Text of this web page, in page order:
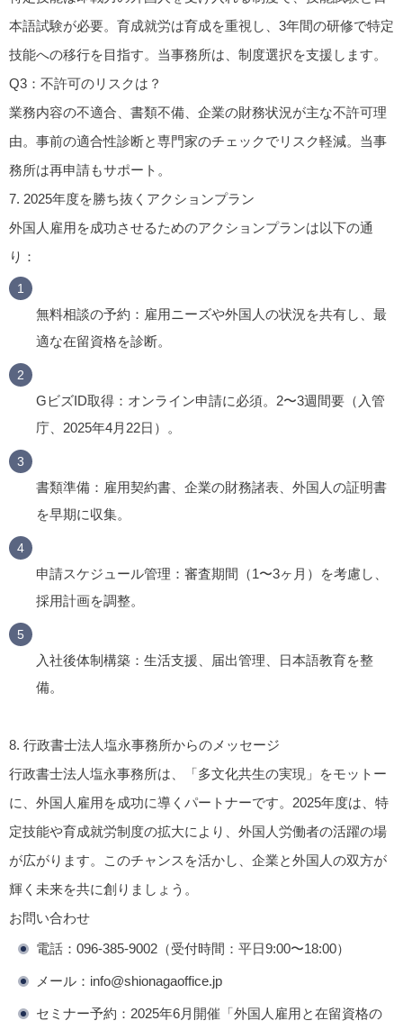
本語試験が必要。育成就労は育成を重視し、3年間の研修で特定
技能への移行を目指す。当事務所は、制度選択を支援します。
Q3：不許可のリスクは？
業務内容の不適合、書類不備、企業の財務状況が主な不許可理
由。事前の適合性診断と専門家のチェックでリスク軽減。当事
務所は再申請もサポート。
7. 2025年度を勝ち抜くアクションプラン
外国人雇用を成功させるためのアクションプランは以下の通
り：
無料相談の予約 ：雇用ニーズや外国人の状況を共有し、最
適な在留資格を診断。
GビズID取得 ：オンライン申請に必須。2〜3週間要（入管
庁、2025年4月22日）。
書類準備 ：雇用契約書、企業の財務諸表、外国人の証明書
を早期に収集。
申請スケジュール管理 ：審査期間（1〜3ヶ月）を考慮し、
採用計画を調整。
入社後体制構築 ：生活支援、届出管理、日本語教育を整
備。
8. 行政書士法人塩永事務所からのメッセージ
行政書士法人塩永事務所は、「多文化共生の実現」をモットー
に、外国人雇用を成功に導くパートナーです。2025年度は、特
定技能や育成就労制度の拡大により、外国人労働者の活躍の場
が広がります。このチャンスを活かし、企業と外国人の双方が
輝く未来を共に創りましょう。
お問い合わせ
電話：096-385-9002（受付時間：平日9:00〜18:00）
メール：info@shionagaoffice.jp
セミナー予約：2025年6月開催「外国人雇用と在留資格の